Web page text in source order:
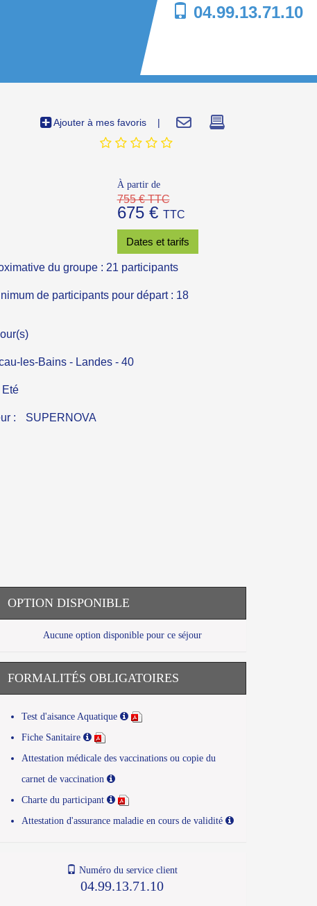
04.99.13.71.10
Ajouter à mes favoris |
À partir de
755 € TTC
675 € TTC
Dates et tarifs
du groupe : 21 participants
de participants pour départ : 18
les-Bains - Landes - 40
Eté
: SUPERNOVA
OPTION DISPONIBLE
Aucune option disponible pour ce séjour
FORMALITÉS OBLIGATOIRES
Test d'aisance Aquatique
Fiche Sanitaire
Attestation médicale des vaccinations ou copie du
carnet de vaccination
Charte du participant
Attestation d'assurance maladie en cours de validité
Numéro du service client
04.99.13.71.10